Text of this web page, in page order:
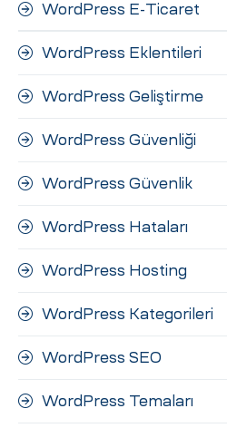
WordPress E-Ticaret
WordPress Eklentileri
WordPress Geliştirme
WordPress Güvenliği
WordPress Güvenlik
WordPress Hataları
WordPress Hosting
WordPress Kategorileri
WordPress SEO
WordPress Temaları